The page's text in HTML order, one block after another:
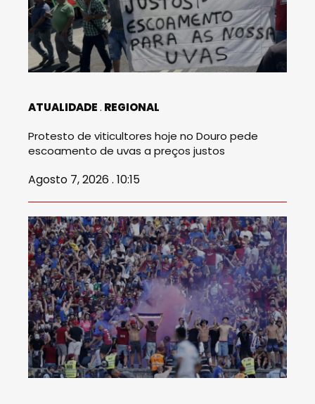
ATUALIDADE REGIONAL
Protesto de viticultores hoje no Douro pede
escoamento de uvas a preços justos
Agosto 7, 2026 . 10:15